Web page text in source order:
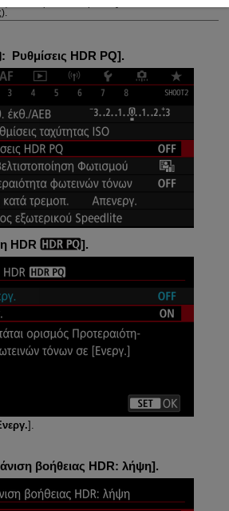
: Ρυθμίσεις HDR PQ].
HDR ].
].
βοήθειας HDR: λήψη].